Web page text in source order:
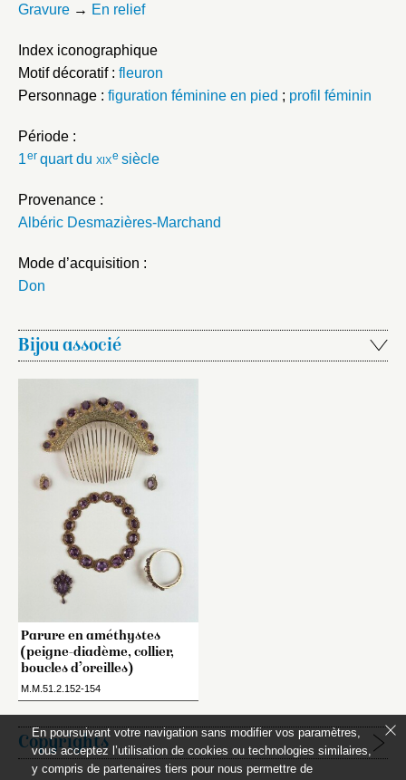
Gravure → En relief
Index iconographique
Motif décoratif : fleuron
Personnage : figuration féminine en pied ; profil féminin
Période :
1erquart du xixe siècle
Provenance :
Albéric Desmazières-Marchand
Mode d’acquisition :
Don
Bijou associé
Parure en améthystes
(peigne-diadème, collier,
boucles d’oreilles)
M.M.51.2.152-154
Copyrights
En poursuivant votre navigation sans modifier vos paramètres,
vous acceptez l’utilisation de cookies ou technologies similaires,
y compris de partenaires tiers pour nous permettre de